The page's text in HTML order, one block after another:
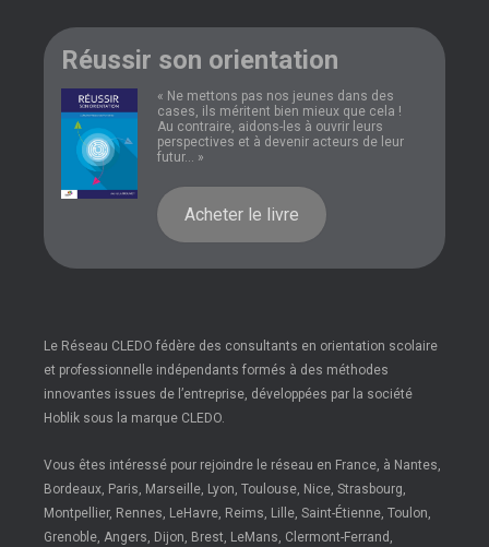
Réussir son orientation
« Ne mettons pas nos jeunes dans des
cases, ils méritent bien mieux que cela !
Au contraire, aidons-les à ouvrir leurs
perspectives et à devenir acteurs de leur
futur... »
Acheter le livre
Le Réseau CLEDO fédère des consultants en orientation scolaire
et professionnelle indépendants formés à des méthodes
innovantes issues de l’entreprise, développées par la société
Hoblik sous la marque CLEDO.
Vous êtes intéressé pour rejoindre le réseau en France, à Nantes,
Bordeaux, Paris, Marseille, Lyon, Toulouse, Nice, Strasbourg,
Montpellier, Rennes, LeHavre, Reims, Lille, Saint-Étienne, Toulon,
Grenoble, Angers, Dijon, Brest, LeMans, Clermont-Ferrand,